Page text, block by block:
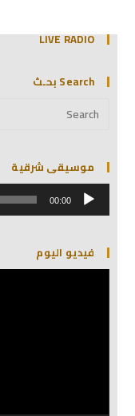
LIVE RADIO
Search بحـث
موسيقى شرقية
مشغل
الصوت 00:00
فيديو اليوم